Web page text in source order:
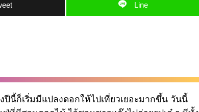
Line
นี้ก็เริ่มมีแปลงดอกให้ไปเที่ยวเยอะมากขึ้น วันนี้